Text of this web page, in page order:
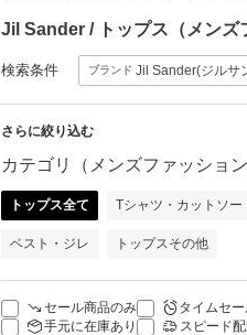
Jil Sander / トップス（メンズ
検索条件 ブランド Jil Sander(ジルサ
さらに絞り込む
カテゴリ（メンズファッション
トップス全て Tシャツ・カットソー
ベスト・ジレ トップスその他
セール商品のみ タイムセ
手元に在庫あり
スピード